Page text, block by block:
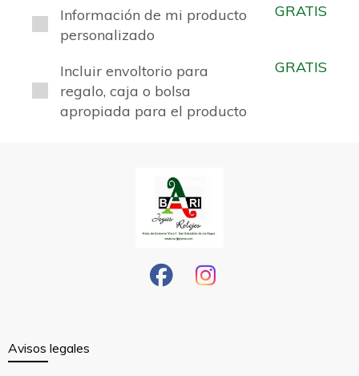
Información de mi producto
personalizado
GRATIS
Incluir envoltorio para
regalo, caja o bolsa
apropiada para el producto
GRATIS
Avisos legales